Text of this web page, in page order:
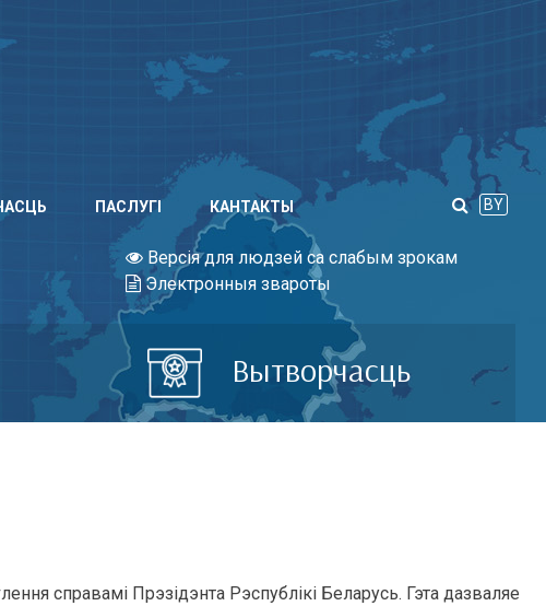
ПАСЛУГI КАНТАКТЫ BY
Версія для людзей са слабым зрокам
Электронныя звароты
Вытворчасць
справамі Прэзідэнта Рэспублікі Беларусь. Гэта дазваляе